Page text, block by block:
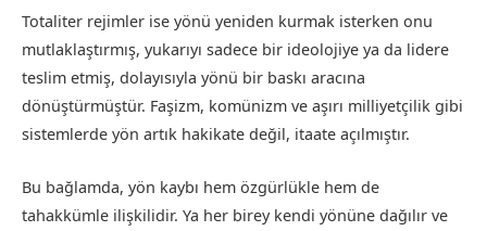
Totaliter rejimler ise yönü yeniden kurmak isterken onu
mutlaklaştırmış, yukarıyı sadece bir ideolojiye ya da lidere
teslim etmiş, dolayısıyla yönü bir baskı aracına
dönüştürmüştür. Faşizm, komünizm ve aşırı milliyetçilik gibi
sistemlerde yön artık hakikate değil, itaate açılmıştır.
Bu bağlamda, yön kaybı hem özgürlükle hem de
tahakkümle ilişkilidir. Ya her birey kendi yönüne dağılır ve